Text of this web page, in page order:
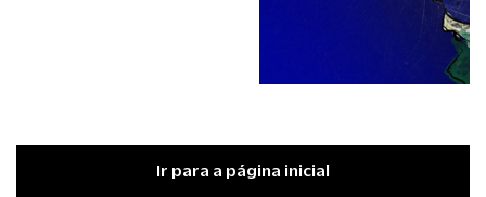
Ir para a página inicial